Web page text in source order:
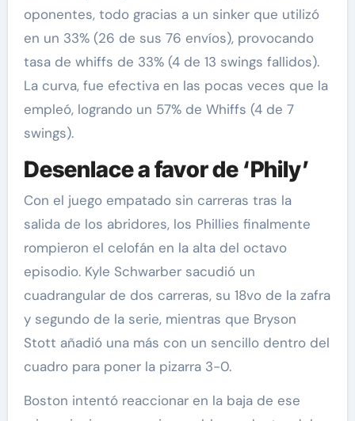
oponentes, todo gracias a un sinker que utilizó
en un 33% (26 de sus 76 envíos), provocando
tasa de whiffs de 33% (4 de 13 swings fallidos).
La curva, fue efectiva en las pocas veces que la
empleó, logrando un 57% de Whiffs (4 de 7
swings).
Desenlace a favor de ‘Phily’
Con el juego empatado sin carreras tras la
salida de los abridores, los Phillies finalmente
rompieron el celofán en la alta del octavo
episodio. Kyle Schwarber sacudió un
cuadrangular de dos carreras, su 18vo de la zafra
y segundo de la serie, mientras que Bryson
Stott añadió una más con un sencillo dentro del
cuadro para poner la pizarra 3-0.
Boston intentó reaccionar en la baja de ese